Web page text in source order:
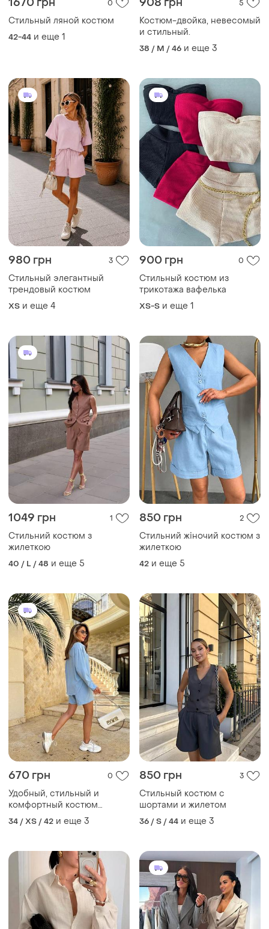
0
Стильный ляной костюм
42-44 и еще 1
5
Костюм-двойка, невесомый
и стильный.
38 / M / 46 и еще 3
980 грн 3
Стильный элегантный
трендовый костюм
ХS и еще 4
900 грн 0
Стильный костюм из
трикотажа вафелька
XS-S и еще 1
1049 грн 1
Стильний костюм з
жилеткою
40 / L / 48 и еще 5
850 грн 2
Стильний жіночий костюм з
жилеткою
42 и еще 5
670 грн 0
Удобный, стильный и
комфортный костюм
двойка
34 / XS / 42 и еще 3
850 грн 3
Стильный костюм с
шортами и жилетом
36 / S / 44 и еще 3